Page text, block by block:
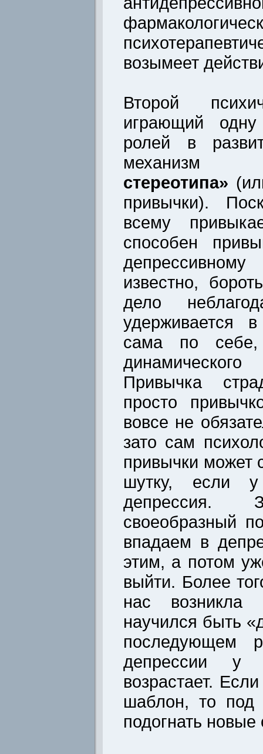
возымеет
Второй
играющий
ролей в
стереотипа»
привычки).
всему
способен
известно,
дело
удерживается
сама по
Привычка
просто
вовсе не
зато сам
привычки может
шутку, если у
депрессия.
своеобразный
впадаем в
этим, а потом
выйти. Более
нас
научился быть
последующем
депрессии у
возрастает.
шаблон, то под
подогнать новые